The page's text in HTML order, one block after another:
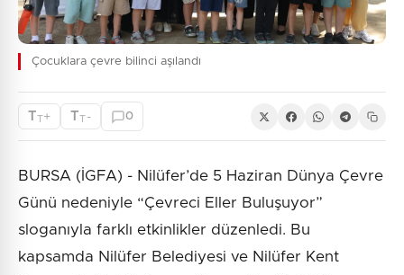
Çocuklara çevre bilinci aşılandı
TT+ TT - 0
BURSA (İGFA) - Nilüfer’de 5 Haziran Dünya Çevre
Günü nedeniyle “Çevreci Eller Buluşuyor”
sloganıyla farklı etkinlikler düzenledi. Bu
kapsamda Nilüfer Belediyesi ve Nilüfer Kent